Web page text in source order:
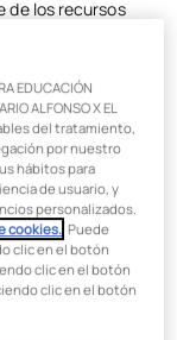
de los recursos
energético
continuación, te
auditorías
e identificar
EDUCACIÓN
ALFONSO X EL
del tratamiento,
por nuestro
hábitos para
de usuario, y
personalizados.
cookies. . Puede
clic en el botón
clic en el botón
clic en el botón